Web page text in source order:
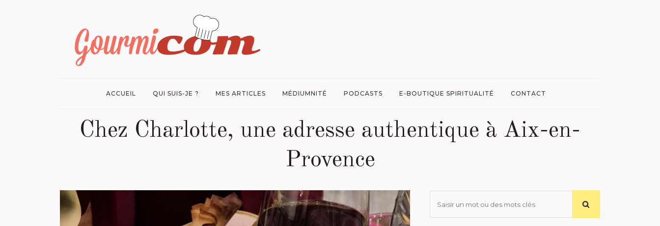
ACCUEIL QUI SUIS-JE ? MES ARTICLES MÉDIUMNITÉ PODCASTS E-BOUTIQUE SPIRITUALITÉ CONTACT
Chez Charlotte, une adresse authentique à Aix-en-
Provence